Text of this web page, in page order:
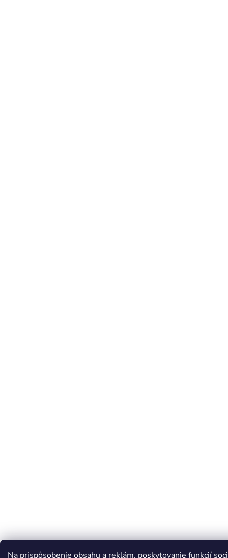
Na prispôsobenie obsahu a reklám, poskytovanie funkcií